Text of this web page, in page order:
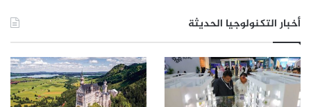
أخبار التكنولوجيا الحديثة